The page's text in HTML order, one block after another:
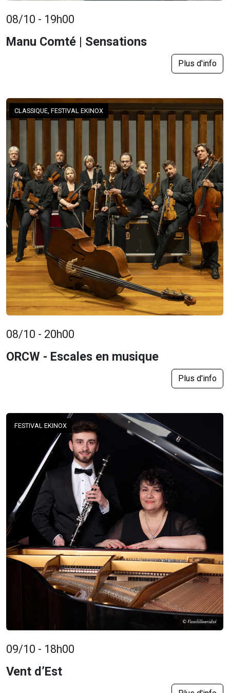
08/10 - 19h00
Manu Comté | Sensations
Plus d'info
CLASSIQUE, FESTIVAL EKINOX
08/10 - 20h00
ORCW - Escales en musique
Plus d'info
FESTIVAL EKINOX
09/10 - 18h00
Vent d’Est